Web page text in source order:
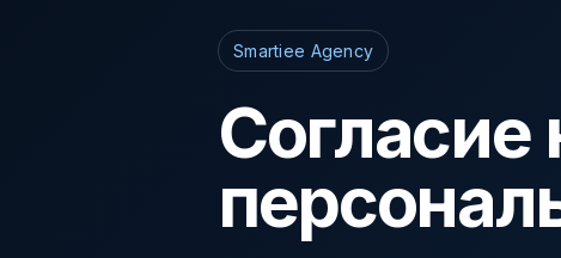
Smartiee Agency
Согласие